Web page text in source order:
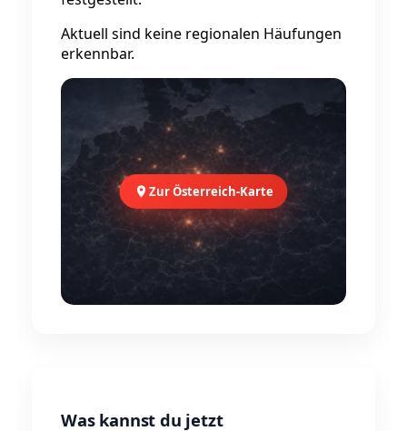
Aktuell sind keine regionalen Häufungen
erkennbar.
Zur Österreich-Karte
Was kannst du jetzt